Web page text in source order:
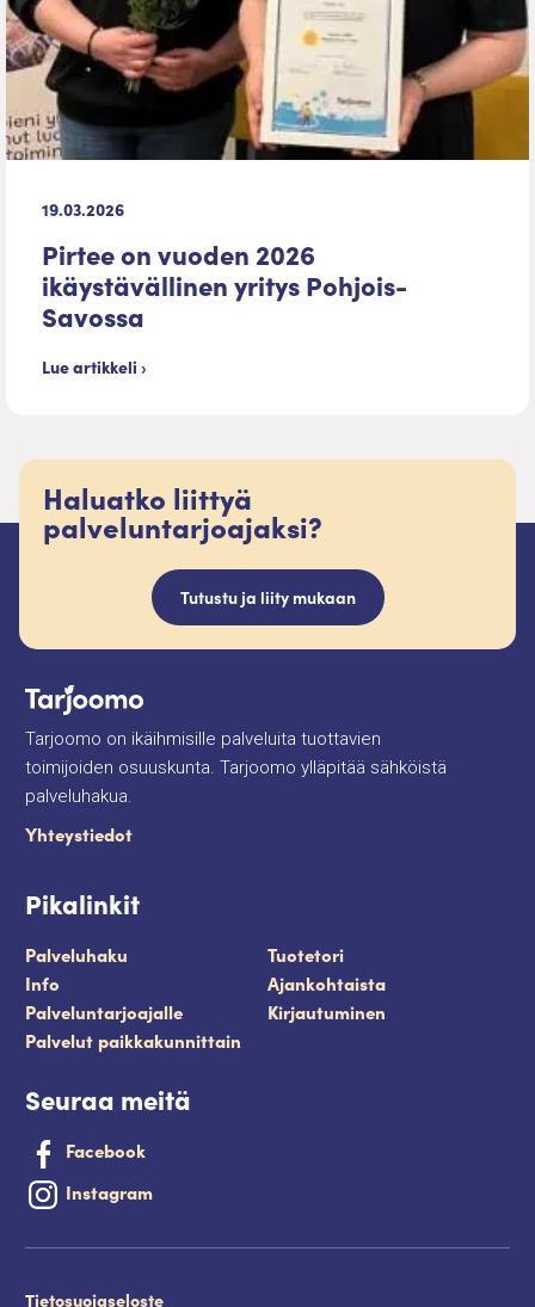
19.03.2026
Pirtee on vuoden 2026
ikäystävällinen yritys Pohjois-
Savossa
Lue artikkeli ›
Haluatko liittyä
palveluntarjoajaksi?
Tutustu ja liity mukaan
Tarjoomo on ikäihmisille palveluita tuottavien
toimijoiden osuuskunta. Tarjoomo ylläpitää sähköistä
palveluhakua.
Yhteystiedot
Pikalinkit
Palveluhaku
Tuotetori
Info
Ajankohtaista
Palveluntarjoajalle
Kirjautuminen
Palvelut paikkakunnittain
Seuraa meitä
Facebook
Instagram
Tietosuojaseloste